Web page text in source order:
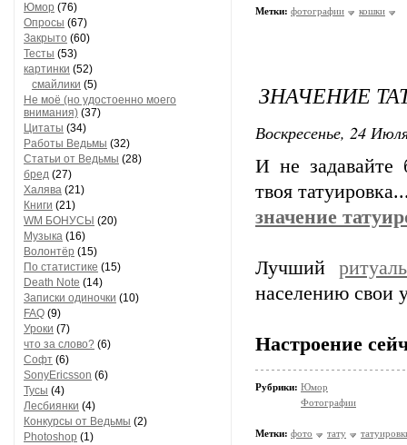
Юмор (76)
Опросы (67)
Закрыто (60)
Тесты (53)
картинки (52)
смайлики (5)
Не моё (но удостоенно моего
внимания) (37)
Цитаты (34)
Работы Ведьмы (32)
Статьи от Ведьмы (28)
бред (27)
Халява (21)
Книги (21)
WM БОНУСЫ (20)
Музыка (16)
Волонтёр (15)
По статистике (15)
Death Note (14)
Записки одиночки (10)
FAQ (9)
Уроки (7)
что за слово? (6)
Софт (6)
SonyEricsson (6)
Тусы (4)
Лесбиянки (4)
Конкурсы от Ведьмы (2)
Photoshop (1)
Метки: фотографии кошки
ЗНАЧЕНИЕ
Воскресенье, 24
И не задавайте
твоя
значение
Лучший
населению свои
Настроение
Рубрики: Юмор
Фотографии
Метки: фото тату